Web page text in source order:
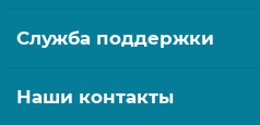
Служба поддержки
Наши контакты